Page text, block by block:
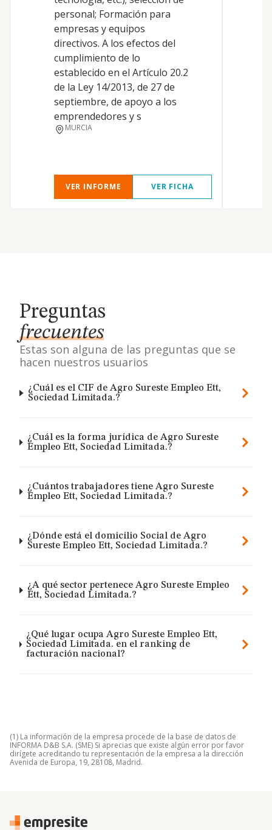
personal; Formación para
empresas y equipos
directivos. A los efectos del
cumplimiento de lo
establecido en el Artículo 20.2
de la Ley 14/2013, de 27 de
septiembre, de apoyo a los
emprendedores y s
MURCIA
VER INFORME VER FICHA
Preguntas
frecuentes
Estas son alguna de las preguntas que se
hacen nuestros usuarios
¿Cuál es el CIF de Agro Sureste Empleo Ett,
Sociedad Limitada.?
¿Cuál es la forma jurídica de Agro Sureste
Empleo Ett, Sociedad Limitada.?
¿Cuántos trabajadores tiene Agro Sureste
Empleo Ett, Sociedad Limitada.?
¿Dónde está el domicilio Social de Agro
Sureste Empleo Ett, Sociedad Limitada.?
¿A qué sector pertenece Agro Sureste Empleo
Ett, Sociedad Limitada.?
¿Qué lugar ocupa Agro Sureste Empleo Ett,
Sociedad Limitada. en el ranking de
facturación nacional?
(1) La información de la empresa procede de la base de datos de
INFORMA D&B S.A. (SME) Si aprecias que existe algún error por favor
dirígete acreditando tu representación de la empresa a la dirección
Avenida de Europa, 19, 28108, Madrid.